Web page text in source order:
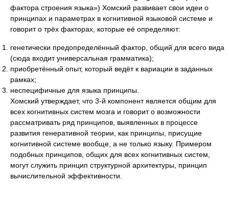
фактора строения языка») Хомский развивает свои идеи о
принципах и параметрах в когнитивной языковой системе и
говорит о трёх факторах, которые её определяют:
генетически предопределённый фактор, общий для всего вида
(сюда входит универсальная грамматика);
приобретённый опыт, который ведёт к вариации в заданных
рамках;
неспецифичные для языка принципы.
Хомский утверждает, что 3-й компонент является общим для
всех когнитивных систем мозга и говорит о возможности
рассматривать ряд принципов, выявленных в процессе
развития генеративной теории, как принципы, присущие
когнитивной системе вообще, а не только языку. Примером
подобных принципов, общих для всех когнитивных систем,
могут служить принцип структурной архитектуры, принцип
вычислительной эффективности.